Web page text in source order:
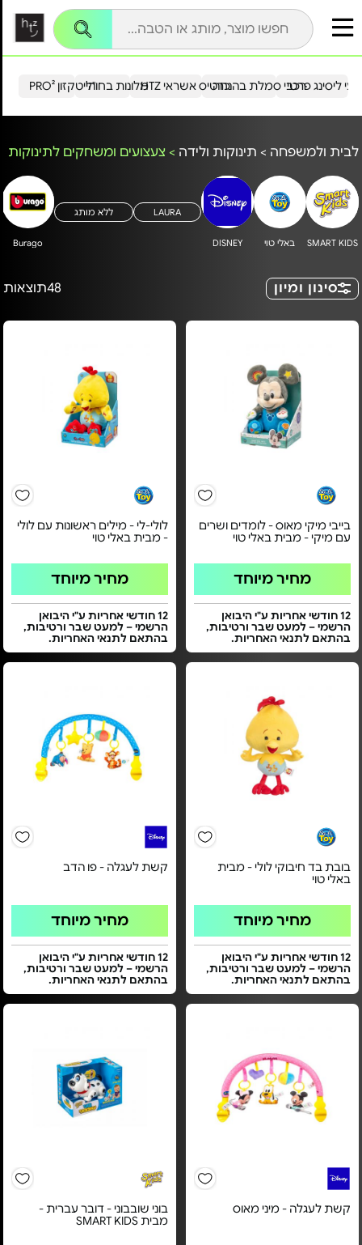
הייטקזון PRO²מלונות בחו"ל כרטיס אשראי HTZ ליסינג פרטירכבי סמלת בהנחה
לבית ולמשפחה > תינוקות ולידה > צעצועים ומשחקים לתינוקות
SMART KIDS באלי טוי DISNEY
LAURA ללא מותג
Burago
סינון ומיון 48תוצאות
בייבי מיקי מאוס - לומדים ושרים
עם מיקי - מבית באלי טוי
מחיר מיוחד
12 חודשי אחריות ע"י היבואן
הרשמי – למעט שבר ורטיבות,
בהתאם לתנאי האחריות.
לולי-לי - מילים ראשונות עם לולי
- מבית באלי טוי
מחיר מיוחד
12 חודשי אחריות ע"י היבואן
הרשמי – למעט שבר ורטיבות,
בהתאם לתנאי האחריות.
בובת בד חיבוקי לולי - מבית
באלי טוי
מחיר מיוחד
12 חודשי אחריות ע"י היבואן
הרשמי – למעט שבר ורטיבות,
בהתאם לתנאי האחריות.
קשת לעגלה - פו הדב
מחיר מיוחד
12 חודשי אחריות ע"י היבואן
הרשמי – למעט שבר ורטיבות,
בהתאם לתנאי האחריות.
קשת לעגלה - מיני מאוס
בוני שובבוני - דובר עברית -
מבית SMART KIDS